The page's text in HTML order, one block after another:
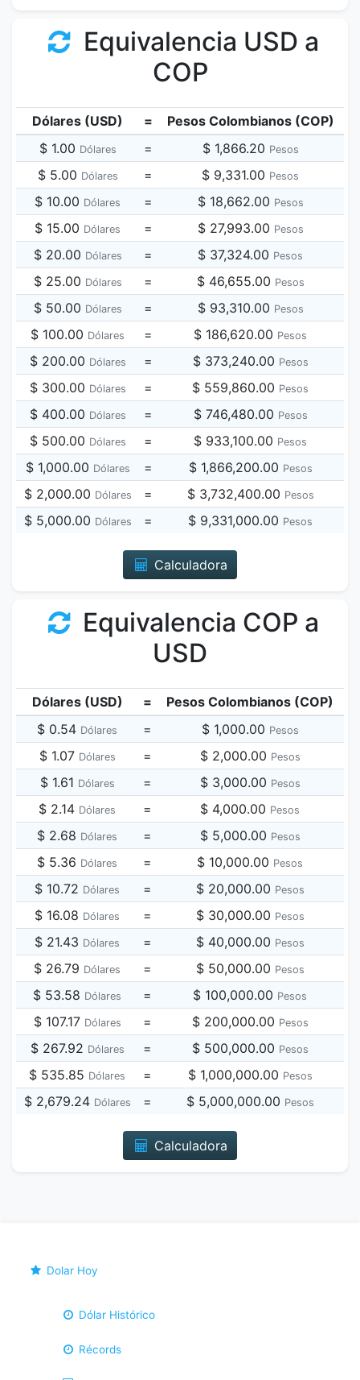
Equivalencia USD a
COP
Dólares (USD) =
Pesos Colombianos (COP)
$ 1.00 Dólares = $ 1,866.20 Pesos
$ 5.00 Dólares = $ 9,331.00 Pesos
$ 10.00 Dólares = $ 18,662.00 Pesos
$ 15.00 Dólares = $ 27,993.00 Pesos
$ 20.00 Dólares = $ 37,324.00 Pesos
$ 25.00 Dólares = $ 46,655.00 Pesos
$ 50.00 Dólares = $ 93,310.00 Pesos
$ 100.00 Dólares = $ 186,620.00 Pesos
$ 200.00 Dólares = $ 373,240.00 Pesos
$ 300.00 Dólares = $ 559,860.00 Pesos
$ 400.00 Dólares = $ 746,480.00 Pesos
$ 500.00 Dólares = $ 933,100.00 Pesos
$ 1,000.00 Dólares = $ 1,866,200.00 Pesos
$ 2,000.00 Dólares = $ 3,732,400.00 Pesos
$ 5,000.00 Dólares = $ 9,331,000.00 Pesos
Calculadora
Equivalencia COP a
USD
Dólares (USD) =
Pesos Colombianos (COP)
$ 0.54 Dólares = $ 1,000.00 Pesos
$ 1.07 Dólares = $ 2,000.00 Pesos
$ 1.61 Dólares = $ 3,000.00 Pesos
$ 2.14 Dólares = $ 4,000.00 Pesos
$ 2.68 Dólares = $ 5,000.00 Pesos
$ 5.36 Dólares = $ 10,000.00 Pesos
$ 10.72 Dólares = $ 20,000.00 Pesos
$ 16.08 Dólares = $ 30,000.00 Pesos
$ 21.43 Dólares = $ 40,000.00 Pesos
$ 26.79 Dólares = $ 50,000.00 Pesos
$ 53.58 Dólares = $ 100,000.00 Pesos
$ 107.17 Dólares = $ 200,000.00 Pesos
$ 267.92 Dólares = $ 500,000.00 Pesos
$ 535.85 Dólares = $ 1,000,000.00 Pesos
$ 2,679.24 Dólares = $ 5,000,000.00 Pesos
Calculadora
Dolar Hoy
Dólar Histórico
Récords